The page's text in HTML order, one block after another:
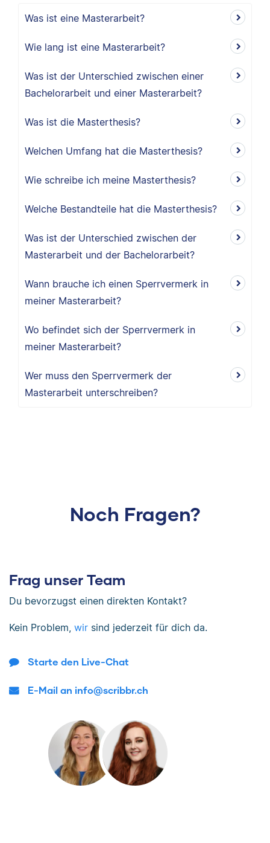
Was ist eine Masterarbeit?
Wie lang ist eine Masterarbeit?
Was ist der Unterschied zwischen einer
Bachelorarbeit und einer Masterarbeit?
Was ist die Masterthesis?
Welchen Umfang hat die Masterthesis?
Wie schreibe ich meine Masterthesis?
Welche Bestandteile hat die Masterthesis?
Was ist der Unterschied zwischen der
Masterarbeit und der Bachelorarbeit?
Wann brauche ich einen Sperrvermerk in
meiner Masterarbeit?
Wo befindet sich der Sperrvermerk in
meiner Masterarbeit?
Wer muss den Sperrvermerk der
Masterarbeit unterschreiben?
Noch Fragen?
Frag unser Team
Du bevorzugst einen direkten Kontakt?
Kein Problem, wir sind jederzeit für dich da.
Starte den Live-Chat
E-Mail an info@scribbr.ch